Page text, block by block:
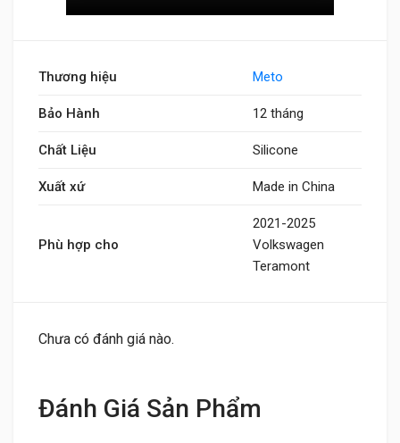
Thương hiệu Meto
Bảo Hành 12 tháng
Chất Liệu Silicone
Xuất xứ Made in China
Phù hợp cho
2021-2025
Volkswagen
Teramont
Chưa có đánh giá nào.
Đánh Giá Sản Phẩm